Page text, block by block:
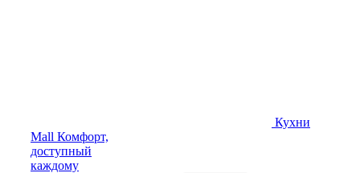
Кухни
Mall Комфорт,
доступный
каждому